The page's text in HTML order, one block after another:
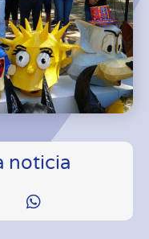
noticia